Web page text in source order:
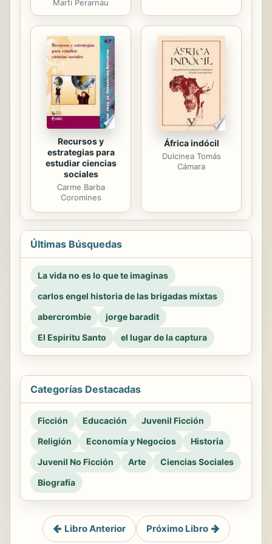
Marti Perarnau
Recursos y
estrategias para
estudiar ciencias
sociales
Carme Barba
Coromines
África indócil
Dulcinea Tomás
Cámara
Últimas Búsquedas
La vida no es lo que te imaginas
carlos engel historia de las brigadas mixtas
abercrombie
jorge baradit
El Espiritu Santo
el lugar de la captura
Categorías Destacadas
Ficción Educación
Juvenil Ficción
Religión
Economía y Negocios
Historia
Juvenil No Ficción
Arte
Ciencias Sociales
Biografía
Libro Anterior Próximo Libro